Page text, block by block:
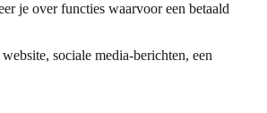
je over functies waarvoor een betaald
sociale media-berichten, een